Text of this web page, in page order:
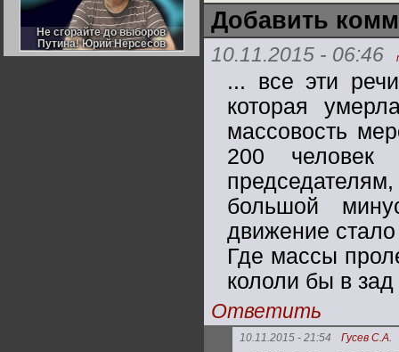
Германии:
парламентская
демократия или
диктатура
пролетариата?
Деятельность
Не сгорайте до выборов
Путина! Юрий Нерсесов
Не сгорайте до выборов
Путина! Юрий Нерсесов
Добавить
10.11.2015 - 06:46
... все эти
которая
массовость
200
большой
движение
Где массы
кололи бы в
Ответить
10.11.2015 - 21:54 Гусев С.А.